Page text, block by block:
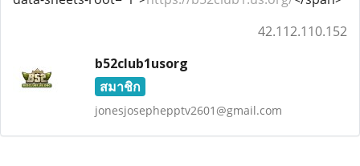
42.112.110.152
b52club1usorg
สมาชิก
jonesjosephepptv2601@gmail.com